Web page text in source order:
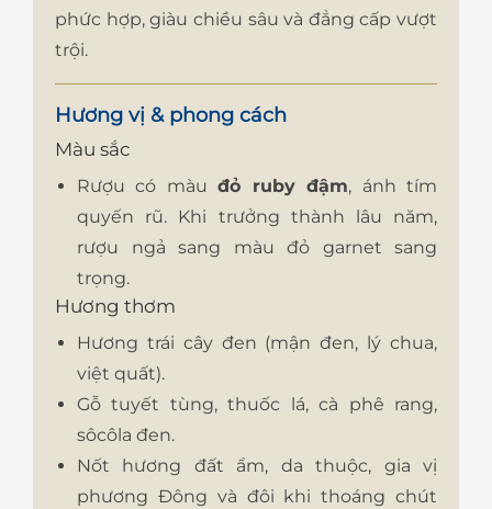
phức hợp, giàu chiều sâu và đẳng cấp vượt
trội.
Hương vị & phong cách
Màu sắc
Rượu có màuđỏ ruby đậm, ánh tím
quyến rũ. Khi trưởng thành lâu năm,
rượu ngả sang màu đỏ garnet sang
trọng.
Hương thơm
Hương trái cây đen (mận đen, lý chua,
việt quất).
Gỗ tuyết tùng, thuốc lá, cà phê rang,
sôcôla đen.
Nốt hương đất ẩm, da thuộc, gia vị
phương Đông và đôi khi thoáng chút